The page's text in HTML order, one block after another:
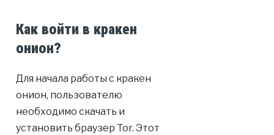
Как войти в кракен
онион?
Для начала работы с кракен
онион, пользователю
необходимо скачать и
установить браузер Tor. Этот